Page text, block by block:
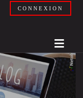
CONNEXION